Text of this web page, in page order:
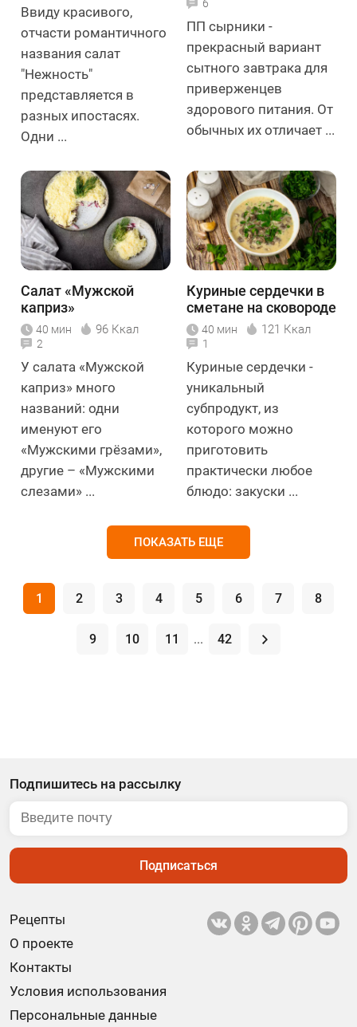
Ввиду красивого,
отчасти романтичного
названия салат
"Нежность"
представляется в
разных ипостасях.
Одни ...
6
ПП сырники -
прекрасный вариант
сытного завтрака для
приверженцев
здорового питания. От
обычных их отличает ...
Салат «Мужской
каприз»
40 мин 96 Ккал
2
У салата «Мужской
каприз» много
названий: одни
именуют его
«Мужскими грёзами»,
другие – «Мужскими
слезами» ...
Куриные сердечки в
сметане на сковороде
40 мин 121 Ккал
1
Куриные сердечки -
уникальный
субпродукт, из
которого можно
приготовить
практически любое
блюдо: закуски ...
ПОКАЗАТЬ ЕЩЕ
1 2 3 4 5 6 7 8
9 10 11 ... 42 .
Рецепты
О проекте
Контакты
Условия использования
Персональные данные
Подпишитесь на рассылку
Подписаться